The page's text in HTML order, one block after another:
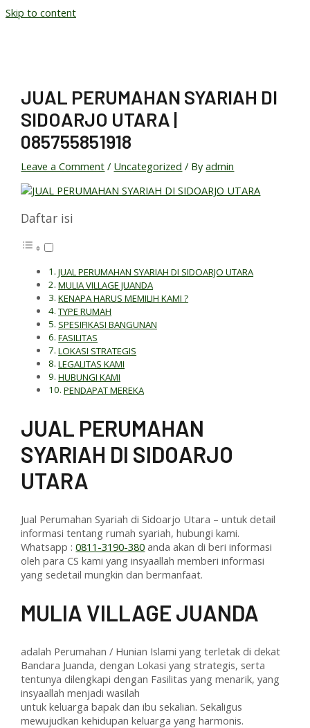
Skip to content
JUAL PERUMAHAN SYARIAH DI
SIDOARJO UTARA |
085755851918
Leave a Comment / Uncategorized / Byadmin
Daftar isi
JUAL PERUMAHAN SYARIAH DI SIDOARJO UTARA
MULIA VILLAGE JUANDA
KENAPA HARUS MEMILIH KAMI ?
TYPE RUMAH
SPESIFIKASI BANGUNAN
FASILITAS
LOKASI STRATEGIS
LEGALITAS KAMI
HUBUNGI KAMI
PENDAPAT MEREKA
JUAL PERUMAHAN
SYARIAH DI SIDOARJO
UTARA
Jual Perumahan Syariah di Sidoarjo Utara – untuk detail
informasi tentang rumah syariah, hubungi kami.
Whatsapp :0811-3190-380 anda akan di beri informasi
oleh para CS kami yang insyaallah memberi informasi
yang sedetail mungkin dan bermanfaat.
MULIA VILLAGE JUANDA
adalah Perumahan / Hunian Islami yang terletak di dekat
Bandara Juanda, dengan Lokasi yang strategis, serta
tentunya dilengkapi dengan Fasilitas yang menarik, yang
insyaallah menjadi wasilah
untuk keluarga bapak dan ibu sekalian. Sekaligus
mewujudkan kehidupan keluarga yang harmonis.